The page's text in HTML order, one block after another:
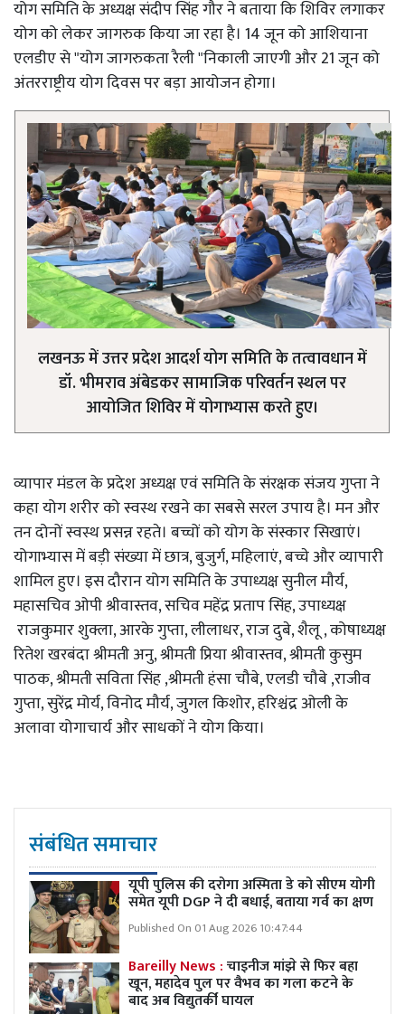
योग समिति के अध्यक्ष संदीप सिंह गौर ने बताया कि शिविर लगाकर
योग को लेकर जागरुक किया जा रहा है। 14 जून को आशियाना
एलडीए से "योग जागरुकता रैली "निकाली जाएगी और 21 जून को
अंतरराष्ट्रीय योग दिवस पर बड़ा आयोजन होगा।
लखनऊ में उत्तर प्रदेश आदर्श योग समिति के तत्वावधान में
डॉ. भीमराव अंबेडकर सामाजिक परिवर्तन स्थल पर
आयोजित शिविर में योगाभ्यास करते हुए।
व्यापार मंडल के प्रदेश अध्यक्ष एवं समिति के संरक्षक संजय गुप्ता ने
कहा योग शरीर को स्वस्थ रखने का सबसे सरल उपाय है। मन और
तन दोनों स्वस्थ प्रसन्न रहते। बच्चों को योग के संस्कार सिखाएं।
योगाभ्यास में बड़ी संख्या में छात्र, बुजुर्ग, महिलाएं, बच्चे और व्यापारी
शामिल हुए। इस दौरान योग समिति के उपाध्यक्ष सुनील मौर्य,
महासचिव ओपी श्रीवास्तव, सचिव महेंद्र प्रताप सिंह, उपाध्यक्ष
राजकुमार शुक्ला, आरके गुप्ता, लीलाधर, राज दुबे, शैलू , कोषाध्यक्ष
रितेश खरबंदा श्रीमती अनु, श्रीमती प्रिया श्रीवास्तव, श्रीमती कुसुम
पाठक, श्रीमती सविता सिंह ,श्रीमती हंसा चौबे, एलडी चौबे ,राजीव
गुप्ता, सुरेंद्र मोर्य, विनोद मौर्य, जुगल किशोर, हरिश्चंद्र ओली के
अलावा योगाचार्य और साधकों ने योग किया।
संबंधित समाचार
यूपी पुलिस की दरोगा अस्मिता डे को सीएम योगी
समेत यूपी DGP ने दी बधाई, बताया गर्व का क्षण
Published On 01 Aug 2026 10:47:44
Bareilly News :चाइनीज मांझे से फिर बहा
खून, महादेव पुल पर वैभव का गला कटने के
बाद अब विद्युतर्की घायल